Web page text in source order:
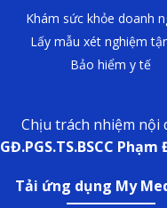
Chịu trách nhiệm nội
GĐ.PGS.TS.BSCC
Tải ứng dụng My
Khám sức khỏe doanh
Lấy mẫu xét nghiệm
Bảo hiểm y tế